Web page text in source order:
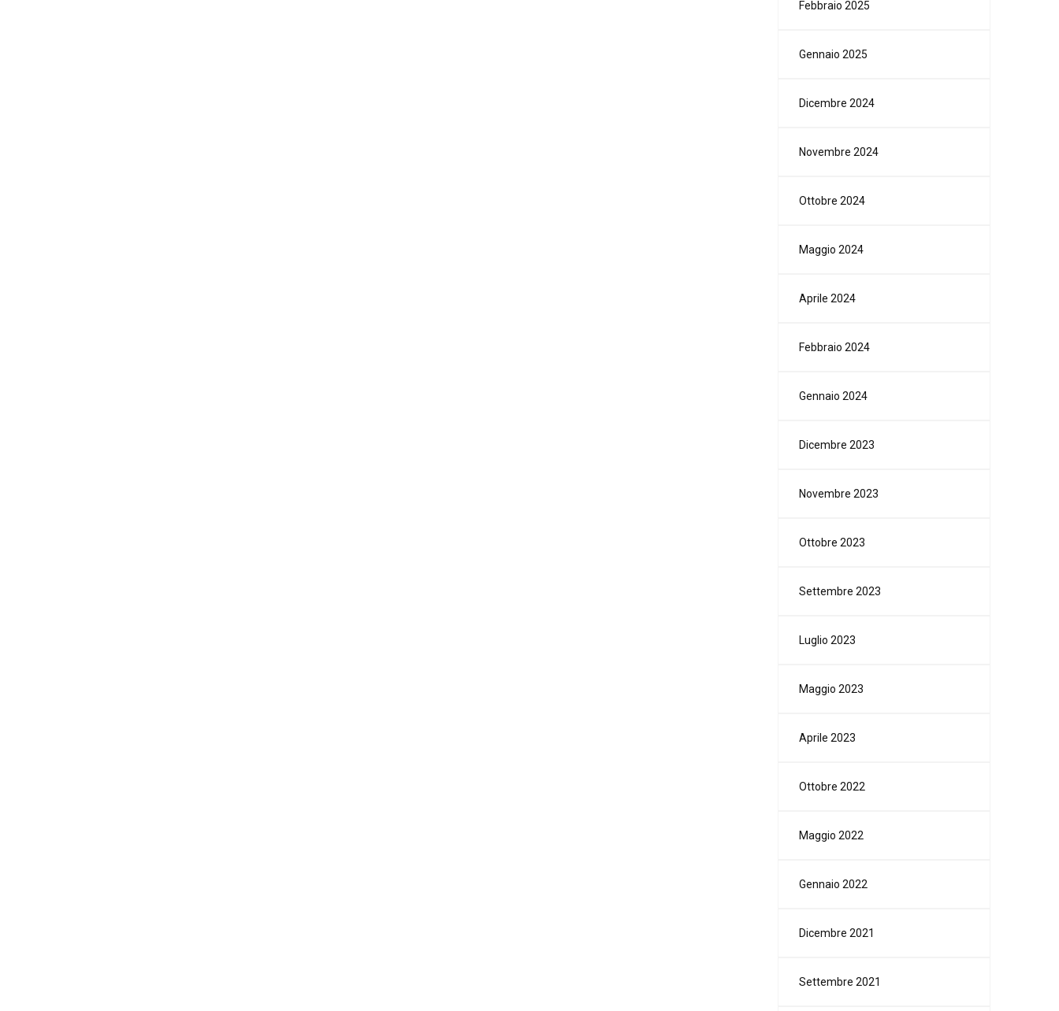
Febbraio 2025
Gennaio 2025
Dicembre 2024
Novembre 2024
Ottobre 2024
Maggio 2024
Aprile 2024
Febbraio 2024
Gennaio 2024
Dicembre 2023
Novembre 2023
Ottobre 2023
Settembre 2023
Luglio 2023
Maggio 2023
Aprile 2023
Ottobre 2022
Maggio 2022
Gennaio 2022
Dicembre 2021
Settembre 2021